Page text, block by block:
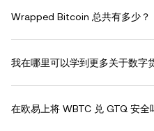
Wrapped Bitcoin 总共有多少？
我在哪里可以学到更多关于数字
在欧易上将 WBTC 兑 GTQ 安全